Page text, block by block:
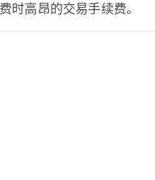
时高昂的交易手续费。